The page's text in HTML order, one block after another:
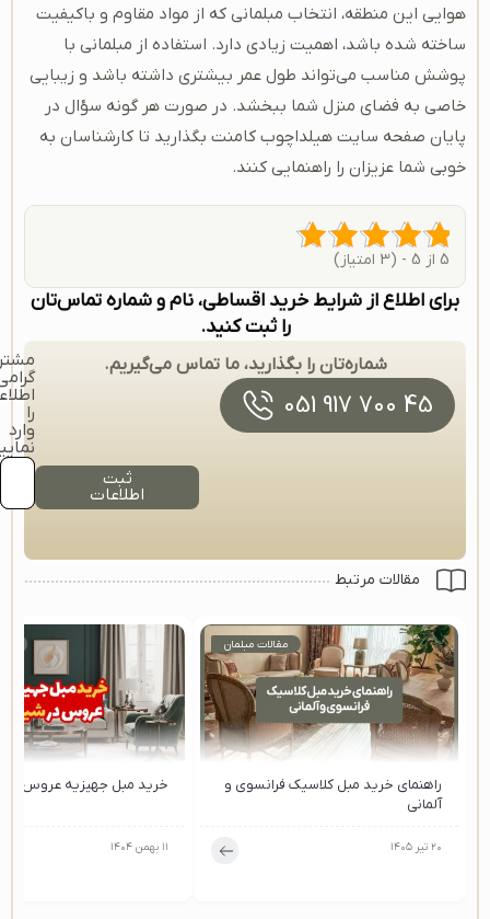
هوایی این منطقه، انتخاب مبلمانی که از مواد مقاوم و باکیفیت
ساخته شده باشد، اهمیت زیادی دارد. استفاده از مبلمانی با
پوشش مناسب می‌تواند طول عمر بیشتری داشته باشد و زیبایی
خاصی به فضای منزل شما ببخشد. در صورت هر گونه سؤال در
پایان صفحه سایت هیلداچوب کامنت بگذارید تا کارشناسان به
خوبی شما عزیزان را راهنمایی کنند.
5 از 5 - (3 امتیاز)
برای اطلاع از شرایط خرید اقساطی، نام و شماره تماس‌تان
را ثبت کنید.
شماره‌تان را بگذارید، ما تماس می‌گیریم.
45 700 917 051
را
وارد
ثبت
اطلاعات
مقالات مرتبط
مقالات مبلمان
راهنمای خرید مبل کلاسیک فرانسوی و
آلمانی
۲۰ تیر ۱۴۰۵
خرید مبل جهیزیه عروس در
۱۱ بهمن ۱۴۰۴